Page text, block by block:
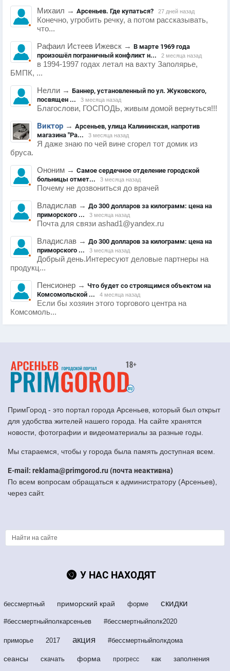
Михаил → Арсеньев. Где купаться? 27 дней назад
Конечно, угробить речку, а потом рассказывать,
что...
Рафаил Истеев Ижевск → В марте 1969 года
произошёл пограничный конфликт н...
2 месяца назад
в 1994-1997 годах летал на вахту Заполярье,
БМПК, ...
Нелли → Баннер, установленный по ул. Жуковского,
посвящен ...
3 месяца назад
Благослови, ГОСПОДЬ, живым домой вернуться!!!
Виктор → Арсеньев, улица Калининская, напротив
магазина "Ра...
3 месяца назад
Я даже знаю по чей вине сгорел тот домик из
бруса.
Ононим → Самое сердечное отделение городской
больницы отмет...
3 месяца назад
Почему не дозвониться до врачей
Владислав → До 300 долларов за килограмм: цена на
приморского ...
3 месяца назад
Почта для связи ashad1@yandex.ru
Владислав → До 300 долларов за килограмм: цена на
приморского ...
3 месяца назад
Добрый день.Интересуют деловые партнеры на
продукц...
Пенсионер → Что будет со строящимся объектом на
Комсомольской ...
4 месяца назад
Если бы хозяин этого торгового центра на
Комсомоль...
ПримГород - это портал города Арсеньев, который был открыт
для удобства жителей нашего города. На сайте хранятся
новости, фотографии и видеоматериалы за разные годы.
Мы стараемся, чтобы у города была память доступная всем.
E-mail: reklama@primgorod.ru (почта неактивна)
По всем вопросам обращаться к администратору (Арсеньев),
через сайт.
У НАС НАХОДЯТ
бессмертный приморский край форме скидки
#бессмертныйполкарсеньев #бессмертныйполк2020
приморье 2017 акция #бессмертныйполкдома
сеансы скачать форма прогресс как заполнения